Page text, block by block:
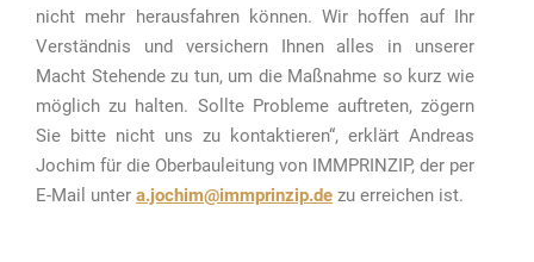
nicht mehr herausfahren können. Wir hoffen auf Ihr
Verständnis und versichern Ihnen alles in unserer
Macht Stehende zu tun, um die Maßnahme so kurz wie
möglich zu halten. Sollte Probleme auftreten, zögern
Sie bitte nicht uns zu kontaktieren“, erklärt Andreas
Jochim für die Oberbauleitung von IMMPRINZIP, der per
E-Mail unter a.jochim@immprinzip.de zu erreichen ist.